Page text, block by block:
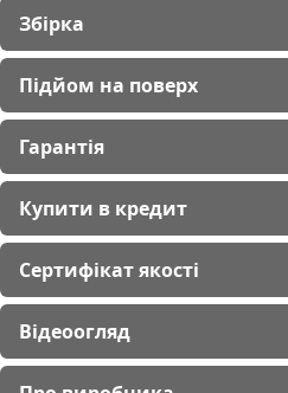
Збірка
Підйом на поверх
Гарантія
Купити в кредит
Сертифікат якості
Відеоогляд